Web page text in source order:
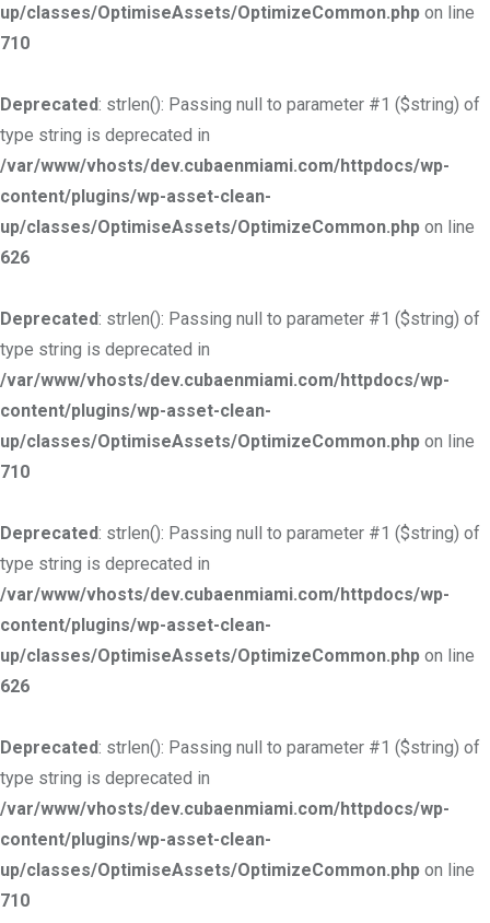
up/classes/OptimiseAssets/OptimizeCommon.php on line
710
Deprecated: strlen(): Passing null to parameter #1 ($string) of
type string is deprecated in
/var/www/vhosts/dev.cubaenmiami.com/httpdocs/wp-
content/plugins/wp-asset-clean-
up/classes/OptimiseAssets/OptimizeCommon.php on line
626
Deprecated: strlen(): Passing null to parameter #1 ($string) of
type string is deprecated in
/var/www/vhosts/dev.cubaenmiami.com/httpdocs/wp-
content/plugins/wp-asset-clean-
up/classes/OptimiseAssets/OptimizeCommon.php on line
710
Deprecated: strlen(): Passing null to parameter #1 ($string) of
type string is deprecated in
/var/www/vhosts/dev.cubaenmiami.com/httpdocs/wp-
content/plugins/wp-asset-clean-
up/classes/OptimiseAssets/OptimizeCommon.php on line
626
Deprecated: strlen(): Passing null to parameter #1 ($string) of
type string is deprecated in
/var/www/vhosts/dev.cubaenmiami.com/httpdocs/wp-
content/plugins/wp-asset-clean-
up/classes/OptimiseAssets/OptimizeCommon.php on line
710